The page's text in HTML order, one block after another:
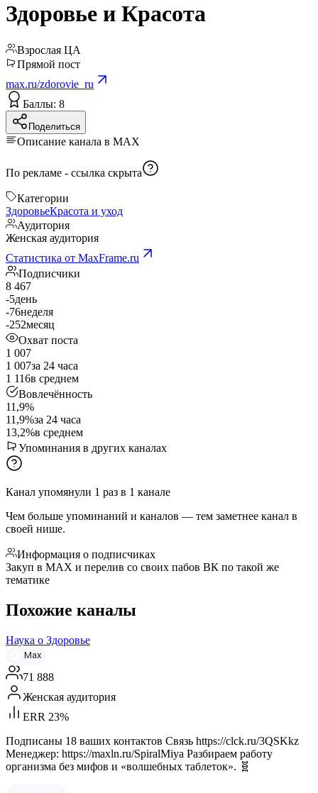
Здоровье и Красота
Взрослая ЦА
Прямой пост
max.ru/zdorovie_ru
Баллы: 8
Поделиться
Описание канала в MAX
По рекламе - ссылка скрыта
Категории
ЗдоровьеКрасота и уход
Аудитория
Женская аудитория
Статистика от MaxFrame.ru
Подписчики
8 467
-5день
-76неделя
-252месяц
Охват поста
1 007
1 007за 24 часа
1 116в среднем
Вовлечённость
11,9%
11,9%за 24 часа
13,2%в среднем
Упоминания в других каналах
Канал упомянули 1 раз в 1 канале
Чем больше упоминаний и каналов — тем заметнее канал в
своей нише.
Информация о подписчиках
Закуп в MAX и перелив со своих пабов ВК по такой же
тематике
Похожие каналы
Наука о Здоровье
Max
71 888
Женская аудитория
ERR 23%
Подписаны 18 ваших контактов Связь https://clck.ru/3QSKkz
Менеджер: https://maxln.ru/SpiralMiya Разбираем работу
организма без мифов и «волшебных таблеток». 🧬